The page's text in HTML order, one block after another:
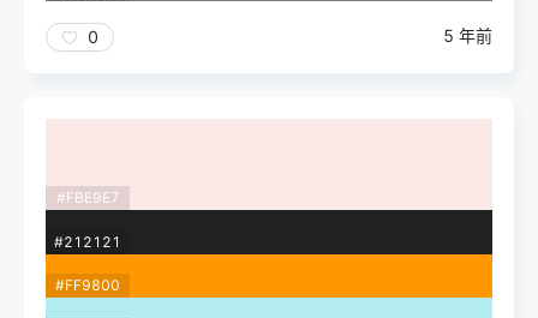
0 5 年前
#FBE9E7
#212121
#FF9800